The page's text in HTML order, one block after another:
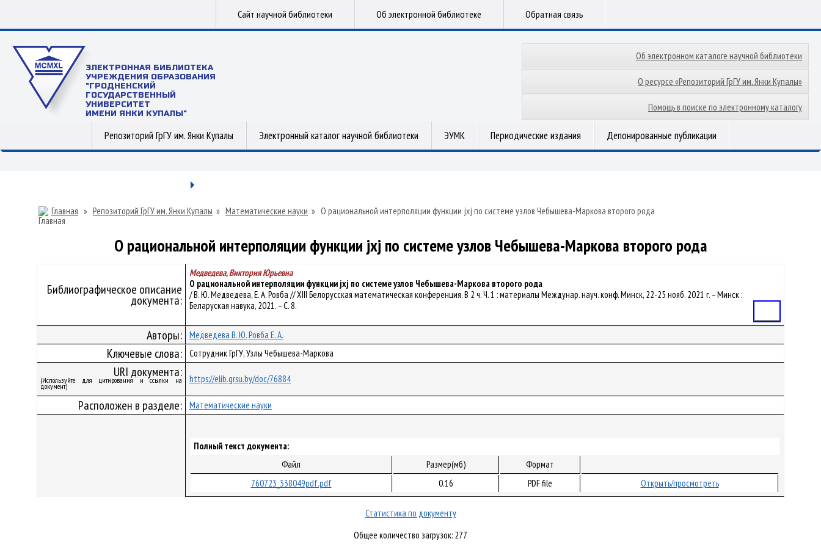
Сайт научной библиотеки Об электронной библиотеке Обратная связь
ЭЛЕКТРОННАЯ БИБЛИОТЕКА
УЧРЕЖДЕНИЯ ОБРАЗОВАНИЯ
"ГРОДНЕНСКИЙ
ГОСУДАРСТВЕННЫЙ
УНИВЕРСИТЕТ
ИМЕНИ ЯНКИ КУПАЛЫ"
Об электронном каталоге научной библиотеки
О ресурсе «Репозиторий ГрГУ им. Янки Купалы»
Помощь в поиске по электронному каталогу
Репозиторий ГрГУ им. Янки Купалы Электронный каталог научной библиотеки ЭУМК Периодические издания Депонированные публикации
Главная » Репозиторий ГрГУ им. Янки Купалы » Математические науки » О рациональной интерполяции функции jxj по системе узлов Чебышева-Маркова второго рода
О рациональной интерполяции функции jxj по системе узлов Чебышева-Маркова второго рода
Библиографическое описание
документа:
Медведева, Виктория Юрьевна
О рациональной интерполяции функции jxj по системе узлов Чебышева-Маркова второго рода
/ В. Ю. Медведева, Е. А. Ровба // XIII Белорусская математическая конференция. В 2 ч. Ч. 1 : материалы Междунар. науч. конф. Минск, 22-25 нояб. 2021 г. – Минск :
Беларуская навука, 2021. – С. 8.
Авторы: Медведева В. Ю.Ровба Е. А.
Ключевые слова: Сотрудник ГрГУ, Узлы Чебышева-Маркова
URI документа:
(Используйте для цитирования и ссылки на
документ)
https://elib.grsu.by/doc/76884
Расположен в разделе: Математические науки
Полный текст документа:
Файл
Размер(мб)
Формат
760723_338049pdf.pdf
0.16 PDF file Открыть/просмотреть
Статистика по документу
Общее количество загрузок: 277